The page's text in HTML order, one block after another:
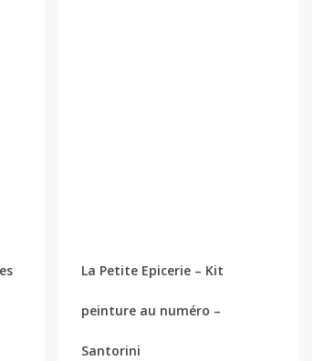
La Petite Epicerie – Kit
peinture au numéro –
Santorini